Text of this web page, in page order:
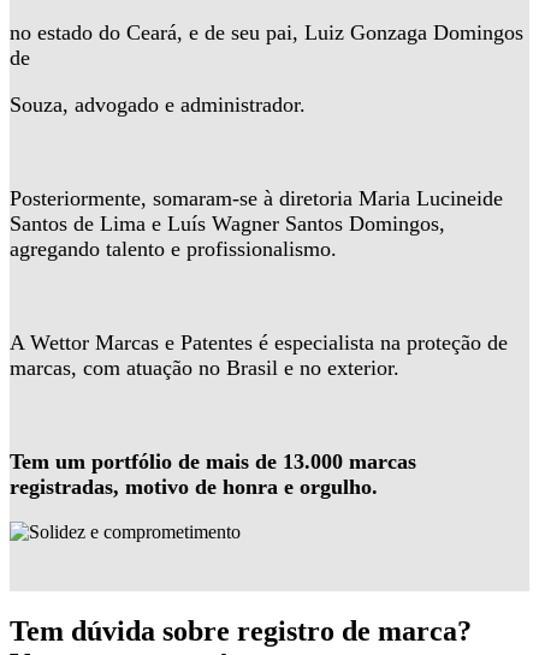
no estado do Ceará, e de seu pai, Luiz Gonzaga Domingos
de
Souza, advogado e administrador.
Posteriormente, somaram-se à diretoria Maria Lucineide
Santos de Lima e Luís Wagner Santos Domingos,
agregando talento e profissionalismo.
A Wettor Marcas e Patentes é especialista na proteção de
marcas, com atuação no Brasil e no exterior.
Tem um portfólio de mais de 13.000 marcas
registradas, motivo de honra e orgulho.
Tem dúvida sobre registro de marca?